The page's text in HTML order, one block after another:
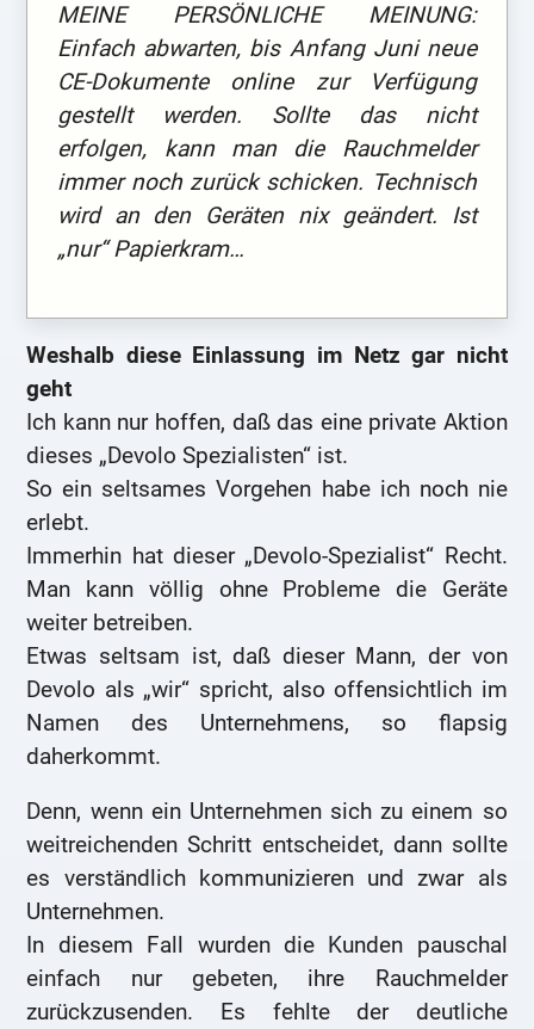
MEINE PERSÖNLICHE MEINUNG:
Einfach abwarten, bis Anfang Juni neue
CE-Dokumente online zur Verfügung
gestellt werden. Sollte das nicht
erfolgen, kann man die Rauchmelder
immer noch zurück schicken. Technisch
wird an den Geräten nix geändert. Ist
„nur“ Papierkram…
Weshalb diese Einlassung im Netz gar nicht
geht
Ich kann nur hoffen, daß das eine private Aktion
dieses „Devolo Spezialisten“ ist.
So ein seltsames Vorgehen habe ich noch nie
erlebt.
Immerhin hat dieser „Devolo-Spezialist“ Recht.
Man kann völlig ohne Probleme die Geräte
weiter betreiben.
Etwas seltsam ist, daß dieser Mann, der von
Devolo als „wir“ spricht, also offensichtlich im
Namen des Unternehmens, so flapsig
daherkommt.
Denn, wenn ein Unternehmen sich zu einem so
weitreichenden Schritt entscheidet, dann sollte
es verständlich kommunizieren und zwar als
Unternehmen.
In diesem Fall wurden die Kunden pauschal
einfach nur gebeten, ihre Rauchmelder
zurückzusenden. Es fehlte der deutliche